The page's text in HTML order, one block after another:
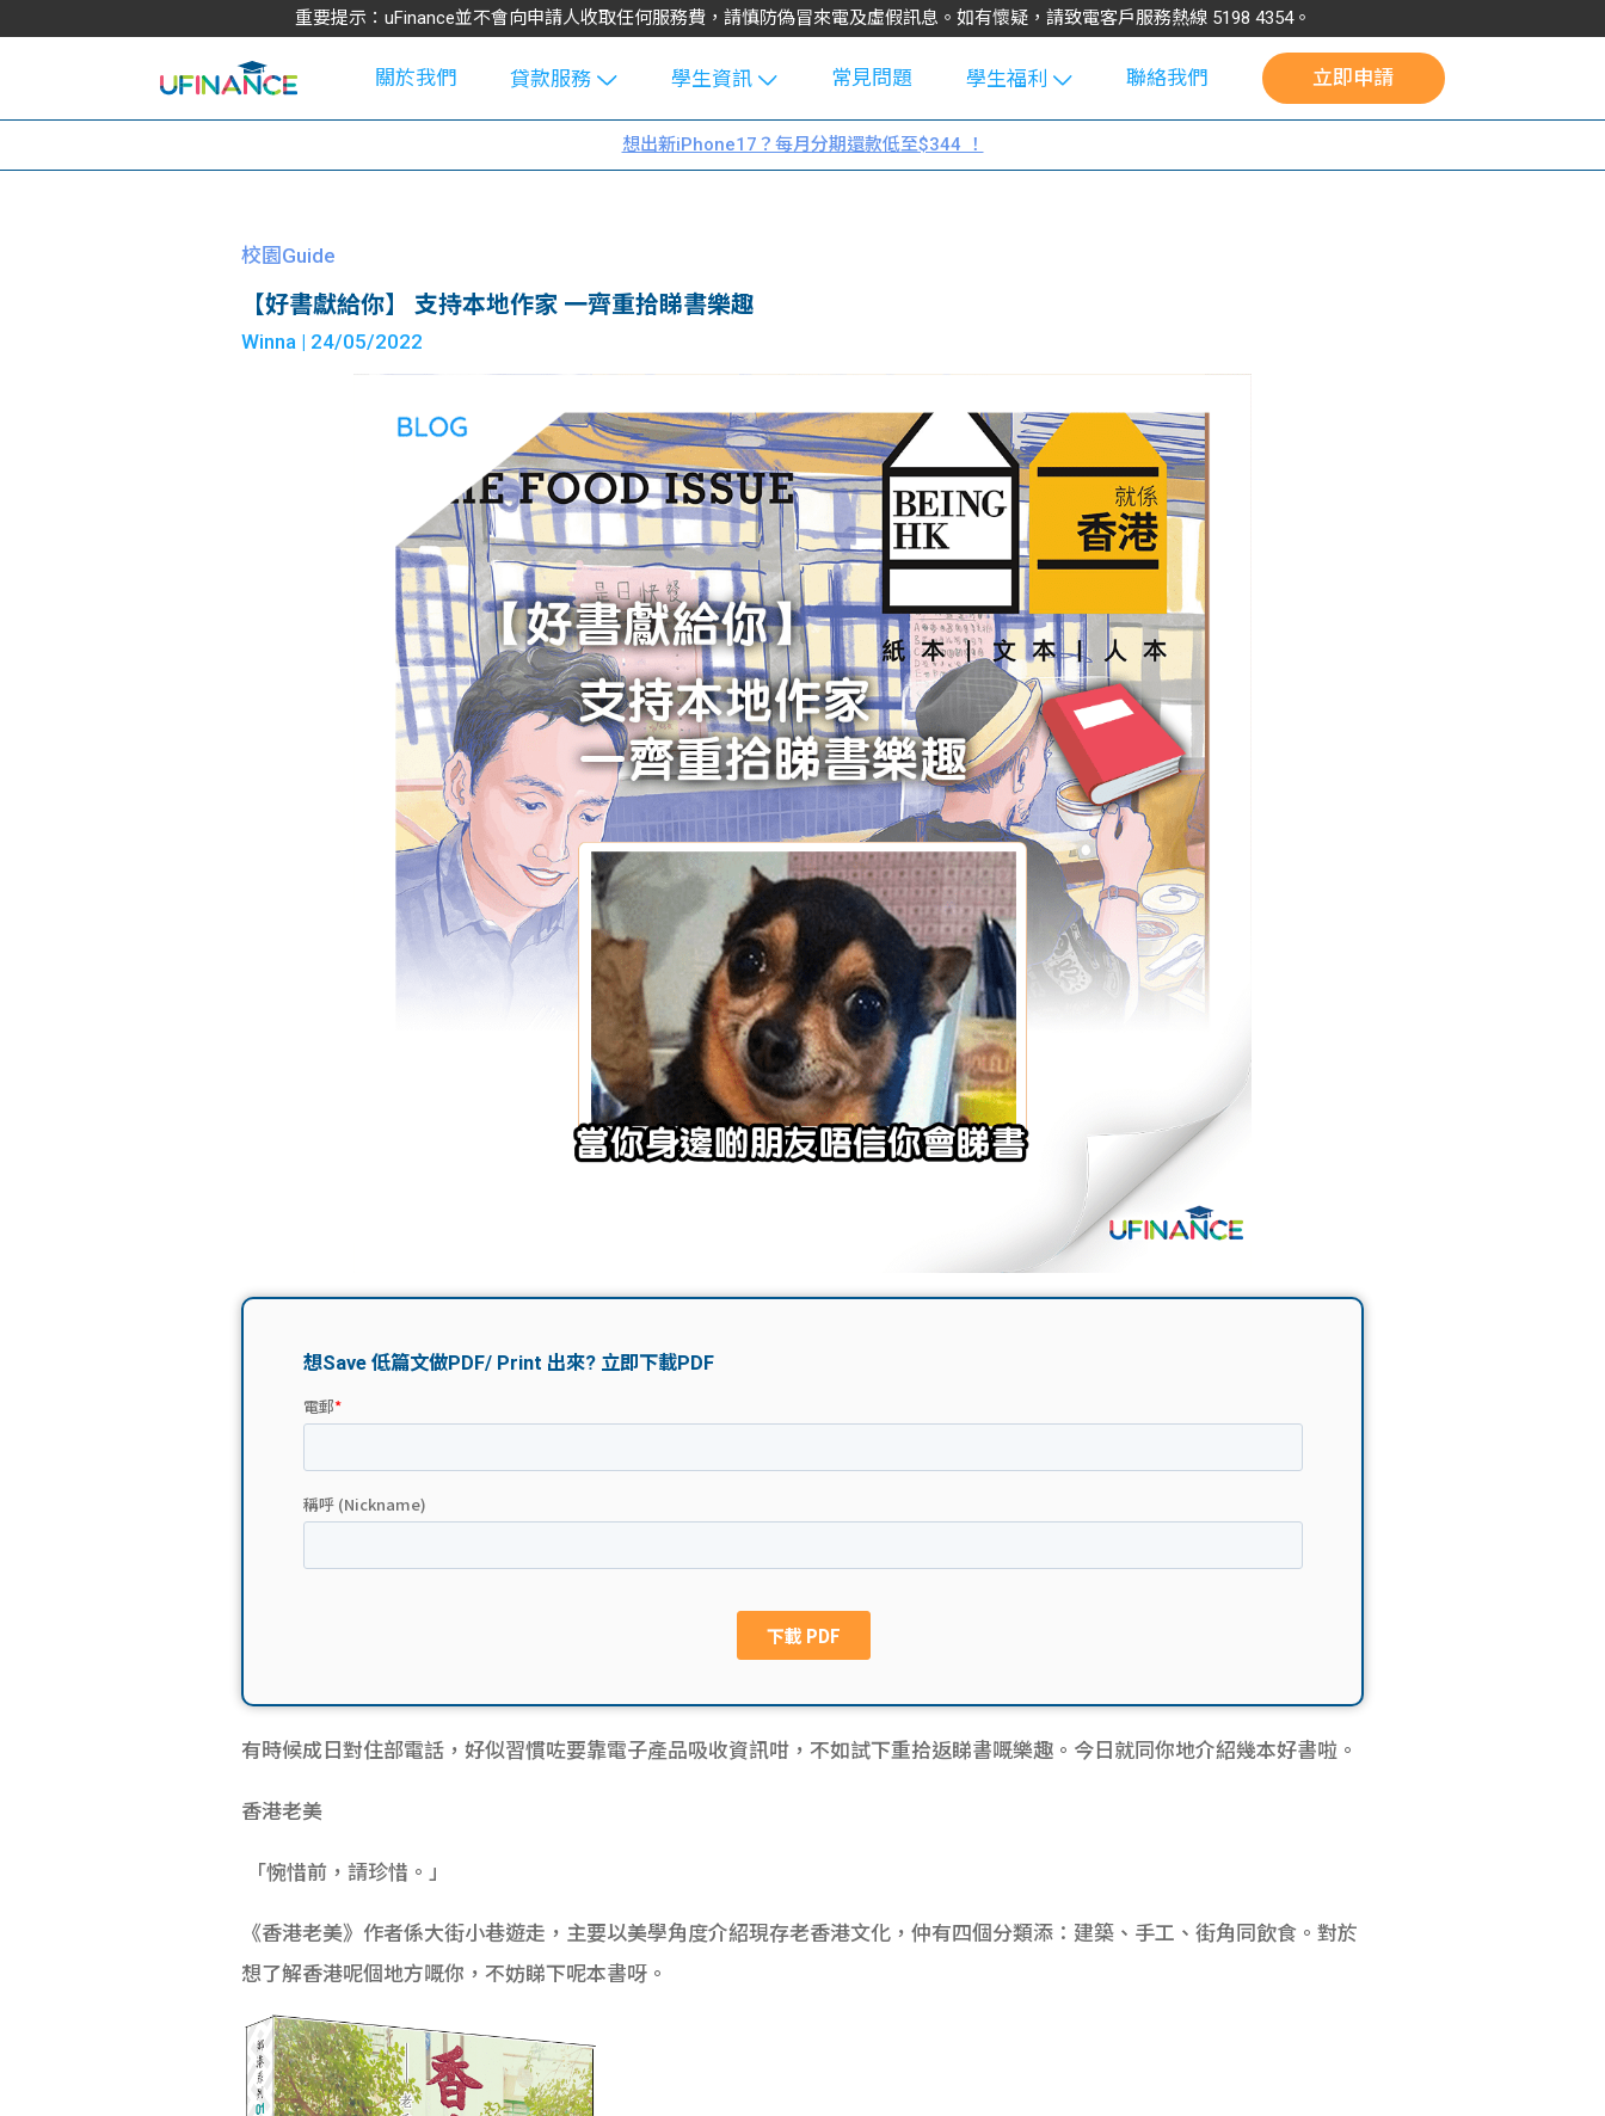
重要提示：uFinance並不會向申請人收取任何服務費，請慎防偽冒來電及虛假訊息。如有懷疑，請致電客戶服務熱線 5198 4354。
關於我們
貸款服務
學生貸款
大學生學費
機
網上私人貸
款
貸款計數
機
學生資訊
Blog
大專生筍
Exchang
Guide
理財
Guide
學生貸款
101
常見問題
學生福利
uFinance 校
園贊助
聯絡我們 立即申請
想出新iPhone17？每月分期還款低至$344 ！
校園Guide
【好書獻給你】 支持本地作家 一齊重拾睇書樂趣
Winna | 24/05/2022
有時候成日對住部電話，好似習慣咗要靠電子產品吸收資訊咁，不如試下重拾返睇書嘅樂趣。今日就同你地介紹幾本好書啦。
香港老美
「惋惜前，請珍惜。」
《香港老美》作者係大街小巷遊走，主要以美學角度介紹現存老香港文化，仲有四個分類添：建築、手工、街角同飲食。對於
想了解香港呢個地方嘅你，不妨睇下呢本書呀。